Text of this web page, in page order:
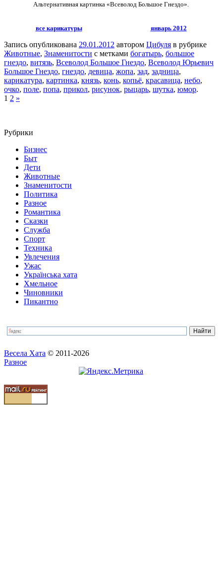
Альтернативная картинка «Всеволод Большое Гнездо».
все карикатуры январь 2012
Запись опубликована 29.01.2012 автором Цибуля в рубрике
Животные, Знаменитости с метками богатырь, большое
гнездо, витязь, Всеволод Большое Гнездо, Всеволод Юрьевич
Большое Гнездо, гнездо, девица, жопа, зад, задница,
карикатура, картинка, князь, конь, копьё, красавица, небо,
очко, поле, попа, прикол, рисунок, рыцарь, шутка, юмор.
1 2 »
Рубрики
Бизнес
Быт
Дети
Животные
Знаменитости
Политика
Разное
Романтика
Сказки
Служба
Спорт
Техника
Увлечения
Ужас
Українська хата
Хмельное
Чиновники
Пикантно
Весела Хата © 2011-2026
Разное